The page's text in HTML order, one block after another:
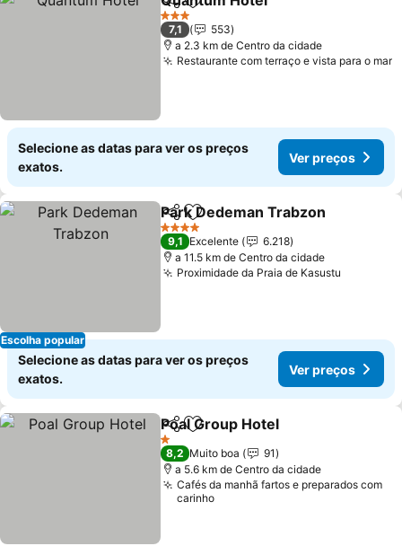
PartilharAdicionar aos favoritos
3 Estrelas
7,1
553
a 2.3 km de Centro da cidade
Restaurante com terraço e vista para o mar
Selecione as datas para ver os preços
exatos.
Ver preços
Escolha popular
PartilharAdicionar aos favoritos
Park Dedeman Trabzon
4 Estrelas
9,1 Excelente
6.218
a 11.5 km de Centro da cidade
Proximidade da Praia de Kasustu
Selecione as datas para ver os preços
exatos.
Ver preços
PartilharAdicionar aos favoritos
Poal Group Hotel
1 Estrelas
8,2 Muito boa
91
a 5.6 km de Centro da cidade
Cafés da manhã fartos e preparados com
carinho